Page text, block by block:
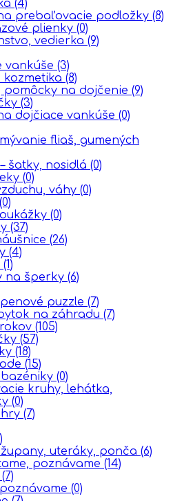
(4)
prebaľovacie podložky (8)
plienky (0)
vedierka (9)
vankúše (3)
kozmetika (8)
pomôcky na dojčenie (9)
(3)
dojčiace vankúše (0)
fliaš, gumených
šatky, nosidlá (0)
(0)
váhy (0)
(0)
(0)
(37)
(26)
(4)
(1)
na šperky (6)
puzzle (7)
na záhradu (7)
(105)
(57)
(18)
(15)
bazéniky (0)
kruhy, lehátka,
(0)
(7)
uteráky, ponča (6)
poznávame (14)
(7)
(0)